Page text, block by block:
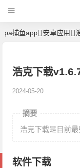
pa捕鱼app 安卓应用
浩克下载
2024-05-20
摘要
浩克下载是目前
软件下载